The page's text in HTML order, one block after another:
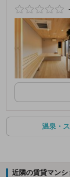
温泉・
近隣の賃貸マンシ